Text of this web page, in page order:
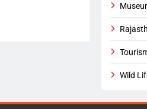
Wild